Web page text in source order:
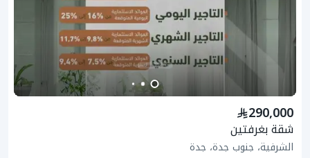
290,000
شقة بغرفتين
الشرفية، جنوب جدة، جدة